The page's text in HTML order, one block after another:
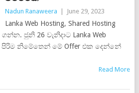
Nadun Ranaweera June 29, 2023
Lanka Web Hosting, Shared Hosting
ජුනි 26 වැනිදාට Lanka Web
පිරිම නිමේතෙන් මේ Offer එක දෙන්නේ
Read More